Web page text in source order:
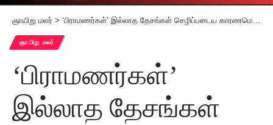
ஞாயிறு மலர் > ‘பிராமணர்கள்’ இல்லாத தேசங்கள் செழிப்படைய காரணமென்ன? 15ஆம் நூற்றாண்டு புலவரின் கேள்வி!
ஞாயிறு மலர்
‘பிராமணர்கள்’
இல்லாத தேசங்கள்